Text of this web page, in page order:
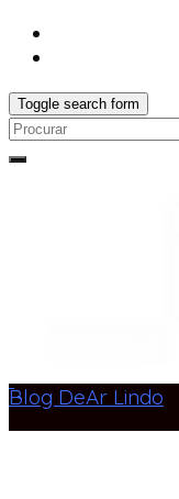
Toggle search form
Search
Blog DeAr Lindo